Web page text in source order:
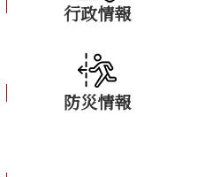
行政情報
防災情報